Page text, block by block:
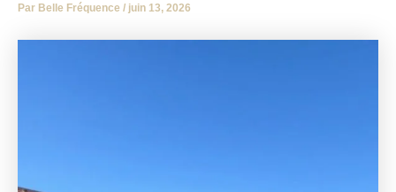
Par Belle Fréquence / juin 13, 2026